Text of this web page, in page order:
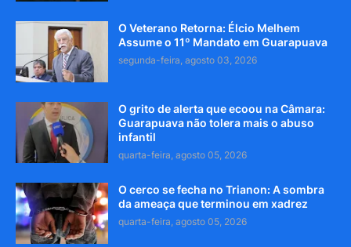
O Veterano Retorna: Élcio Melhem
Assume o 11º Mandato em Guarapuava
segunda-feira, agosto 03, 2026
O grito de alerta que ecoou na Câmara:
Guarapuava não tolera mais o abuso
infantil
quarta-feira, agosto 05, 2026
O cerco se fecha no Trianon: A sombra
da ameaça que terminou em xadrez
quarta-feira, agosto 05, 2026